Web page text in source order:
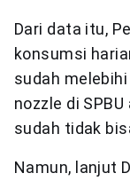
Dari data itu,
konsumsi
sudah
nozzle di
sudah tidak
Namun, lanjut